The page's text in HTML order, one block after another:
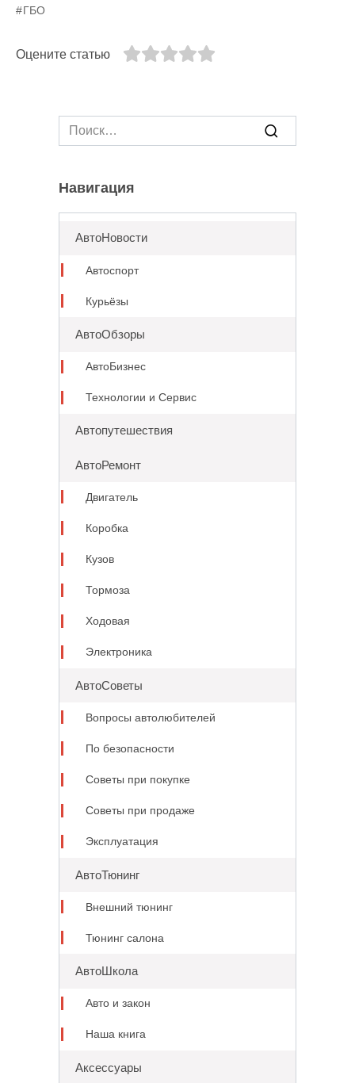
ГБО
Оцените статью
Search
for:
Навигация
АвтоНовости
Автоспорт
Курьёзы
АвтоОбзоры
АвтоБизнес
Технологии и Сервис
Автопутешествия
АвтоРемонт
Двигатель
Коробка
Кузов
Тормоза
Ходовая
Электроника
АвтоСоветы
Вопросы автолюбителей
По безопасности
Советы при покупке
Советы при продаже
Эксплуатация
АвтоТюнинг
Внешний тюнинг
Тюнинг салона
АвтоШкола
Авто и закон
Наша книга
Аксессуары